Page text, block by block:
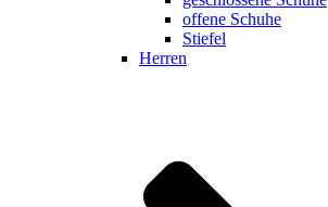
offene Schuhe
Stiefel
Herren